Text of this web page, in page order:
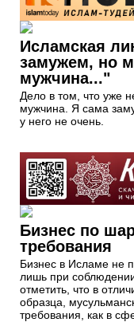
Исламская
замужем, но
мужчина..."
Дело в том, что уже
мужчина. Я сама
у него не очень.
Бизнес по
требования
Бизнес в Исламе не
лишь при
отметить, что в
образца,
требования, как в